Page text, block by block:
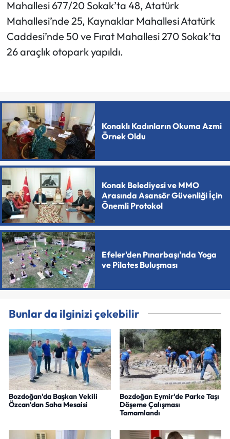
Mahallesi 677/20 Sokak’ta 48, Atatürk
Mahallesi’nde 25, Kaynaklar Mahallesi Atatürk
Caddesi’nde 50 ve Fırat Mahallesi 270 Sokak’ta
26 araçlık otopark yapıldı.
Konaklı Kadınların Okuma Azmi
Örnek Oldu
Konak Belediyesi ve MMO
Arasında Asansör Güvenliği İçin
Önemli Protokol
Efeler'den Pınarbaşı'nda Yoga
ve Pilates Buluşması
Bunlar da ilginizi çekebilir
Bozdoğan'da Başkan Vekili
Özcan'dan Saha Mesaisi
Bozdoğan Eymir'de Parke Taşı
Döşeme Çalışması
Tamamlandı